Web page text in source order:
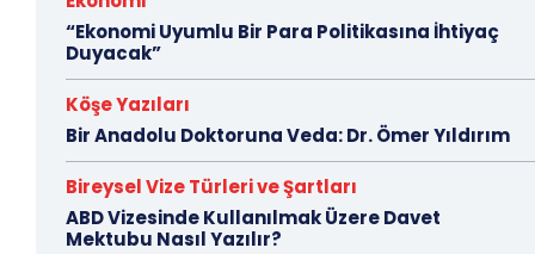
“Ekonomi Uyumlu Bir Para Politikasına İhtiyaç
Duyacak”
Köşe Yazıları
Bir Anadolu Doktoruna Veda: Dr. Ömer Yıldırım
Bireysel Vize Türleri ve Şartları
ABD Vizesinde Kullanılmak Üzere Davet
Mektubu Nasıl Yazılır?